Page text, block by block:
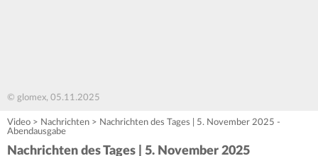
© glomex, 05.11.2025
Video > Nachrichten > Nachrichten des Tages | 5. November 2025 -
Abendausgabe
Nachrichten des Tages | 5. November 2025